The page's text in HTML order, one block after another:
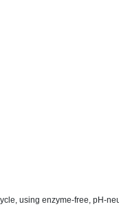
using enzyme-free, pH-